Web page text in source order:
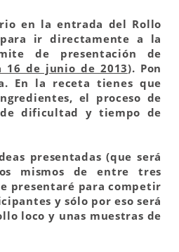
en la entrada del Rollo
para ir directamente a la
de presentación de
16 de junio de 2013). Pon
En la receta tienes que
el proceso de
de dificultad y tiempo de
presentadas (que será
mismos de entre tres
presentaré para competir
y sólo por eso será
loco y unas muestras de